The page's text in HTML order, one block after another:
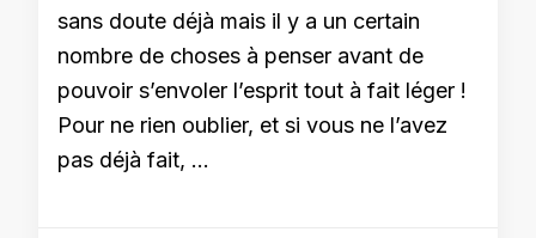
sans doute déjà mais il y a un certain
nombre de choses à penser avant de
pouvoir s’envoler l’esprit tout à fait léger !
Pour ne rien oublier, et si vous ne l’avez
pas déjà fait, …